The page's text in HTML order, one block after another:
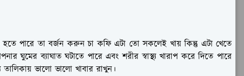
পারে তা বর্জন করুন চা কফি এটা তো সকলেই খায় কিন্তু এটা খেতে
ঘুমের ব্যাঘাত ঘটাতে পারে এবং শরীর স্বাস্থ্য খারাপ করে দিতে পারে
ভালো ভালো খাবার রাখুন।